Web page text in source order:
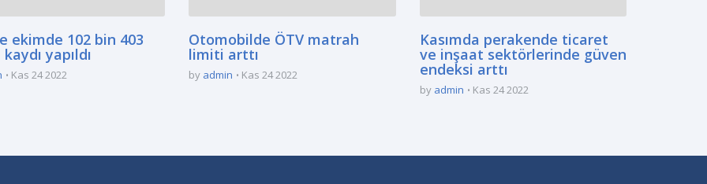
ekimde 102 bin 403
yapıldı
Kas 24 2022
Otomobilde ÖTV matrah
limiti arttı
by admin Kas 24 2022
Kasımda perakende ticaret
ve inşaat sektörlerinde güven
endeksi arttı
by admin Kas 24 2022